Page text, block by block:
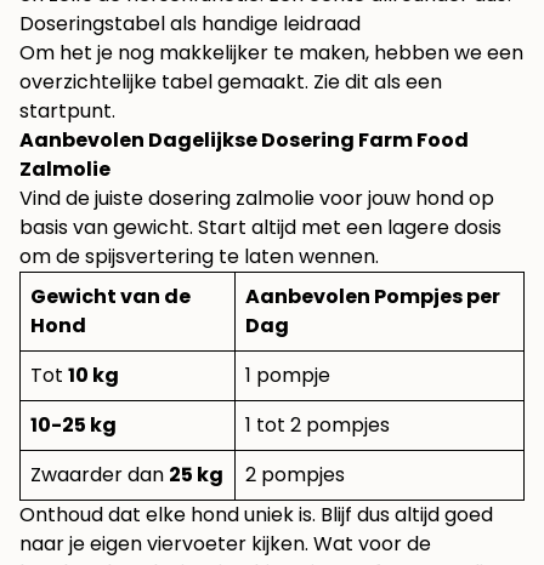
Doseringstabel als handige leidraad
Om het je nog makkelijker te maken, hebben we een
overzichtelijke tabel gemaakt. Zie dit als een
startpunt.
Aanbevolen Dagelijkse Dosering Farm Food
Zalmolie
Vind de juiste dosering zalmolie voor jouw hond op
basis van gewicht. Start altijd met een lagere dosis
om de spijsvertering te laten wennen.
Gewicht van de
Hond
Aanbevolen Pompjes per
Dag
Tot 10 kg
1 pompje
10-25 kg
1 tot 2 pompjes
Zwaarder dan 25 kg
2 pompjes
Onthoud dat elke hond uniek is. Blijf dus altijd goed
naar je eigen viervoeter kijken. Wat voor de